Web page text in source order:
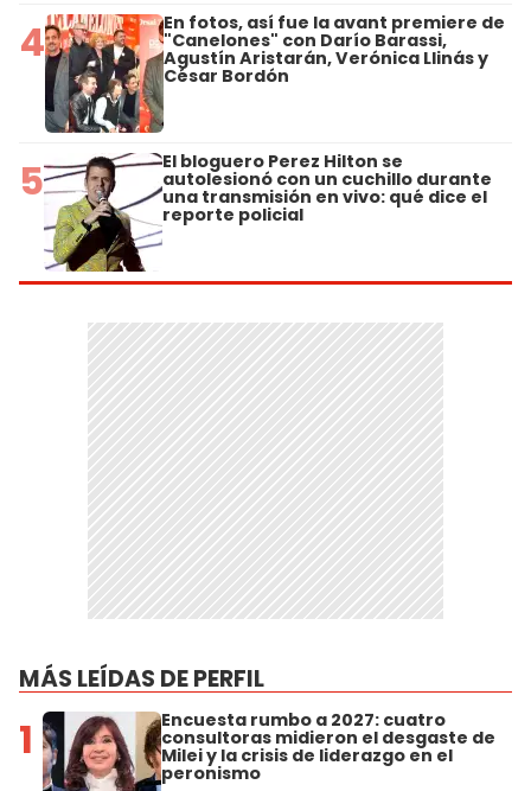
4 En fotos, así fue la avant premiere de
"Canelones" con Darío Barassi,
Agustín Aristarán, Verónica Llinás y
César Bordón
5 El bloguero Perez Hilton se
autolesionó con un cuchillo durante
una transmisión en vivo: qué dice el
reporte policial
MÁS LEÍDAS DE PERFIL
1 Encuesta rumbo a 2027: cuatro
consultoras midieron el desgaste de
Milei y la crisis de liderazgo en el
peronismo